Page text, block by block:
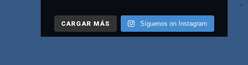
CARGAR MÁS Síguenos on Instagram